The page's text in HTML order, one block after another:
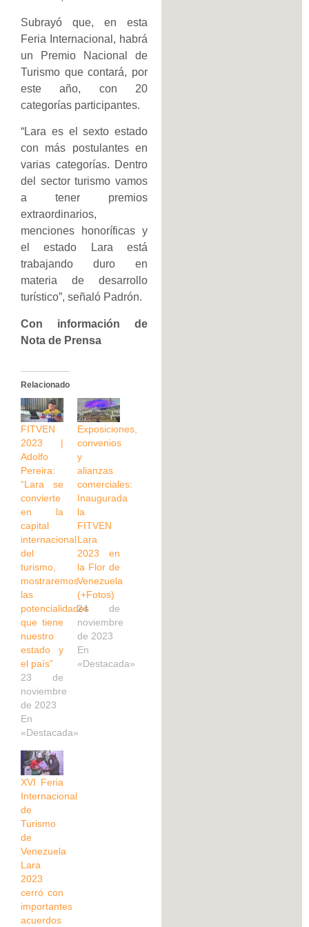
Subrayó que, en esta
Feria Internacional, habrá
un Premio Nacional de
Turismo que contará, por
este año, con 20
categorías participantes.
“Lara es el sexto estado
con más postulantes en
varias categorías. Dentro
del sector turismo vamos
a tener premios
extraordinarios,
menciones honoríficas y
el estado Lara está
trabajando duro en
materia de desarrollo
turístico”, señaló Padrón.
Con información de
Nota de Prensa
Relacionado
FITVEN
2023 |
Adolfo
Pereira:
“Lara se
convierte
en la
capital
internacional
del
turismo,
mostraremos
las
potencialidades
que tiene
nuestro
estado y
el país”
23 de
noviembre
de 2023
En
«Destacada»
Exposiciones,
convenios
y
alianzas
comerciales:
Inaugurada
la
FITVEN
Lara
2023 en
la Flor de
Venezuela
(+Fotos)
24 de
noviembre
de 2023
En
«Destacada»
XVI Feria
Internacional
de
Turismo
de
Venezuela
Lara
2023
cerró con
importantes
acuerdos